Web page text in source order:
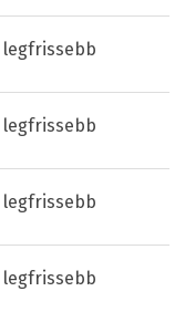
legfrissebb
legfrissebb
legfrissebb
legfrissebb